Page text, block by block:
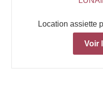
Location assiette
Voir